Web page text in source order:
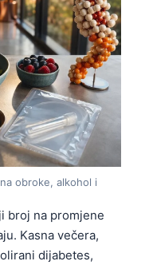
obroke, alkohol i
broj na promjene
Kasna večera,
dijabetes,